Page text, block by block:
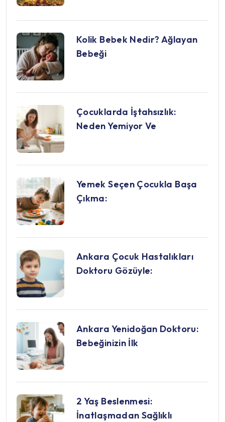
Kolik Bebek Nedir? Ağlayan
Bebeği
Çocuklarda İştahsızlık:
Neden Yemiyor Ve
Yemek Seçen Çocukla Başa
Çıkma:
Ankara Çocuk Hastalıkları
Doktoru Gözüyle:
Ankara Yenidoğan Doktoru:
Bebeğinizin İlk
2 Yaş Beslenmesi:
İnatlaşmadan Sağlıklı